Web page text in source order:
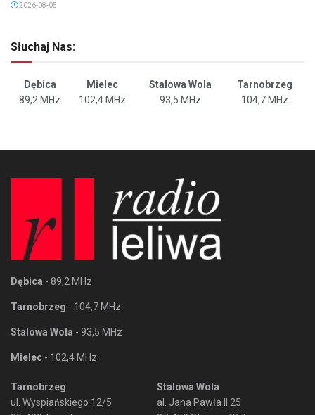
2026-08-05
Słuchaj Nas:
Dębica Mielec Stalowa Wola
Tarnobrzeg
89,2 MHz
102,4 MHz 93,5 MHz 104,7 MHz
Dębica - 89,2 MHz
Tarnobrzeg - 104,7 MHz
Stalowa Wola - 93,5 MHz
Mielec - 102,4 MHz
Tarnobrzeg
ul. Wyspiańskiego 12/5
Stalowa Wola
al. Jana Pawła II 25